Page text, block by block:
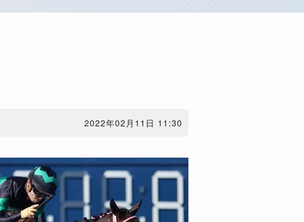
2022年02月11日 11:30